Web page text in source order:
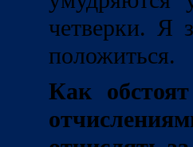
четверки. Я
положиться.
Как